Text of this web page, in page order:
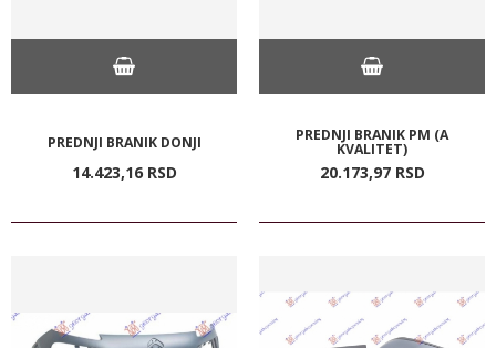
PREDNJI BRANIK DONJI
14.423,16 RSD
PREDNJI BRANIK PM (A
KVALITET)
20.173,97 RSD